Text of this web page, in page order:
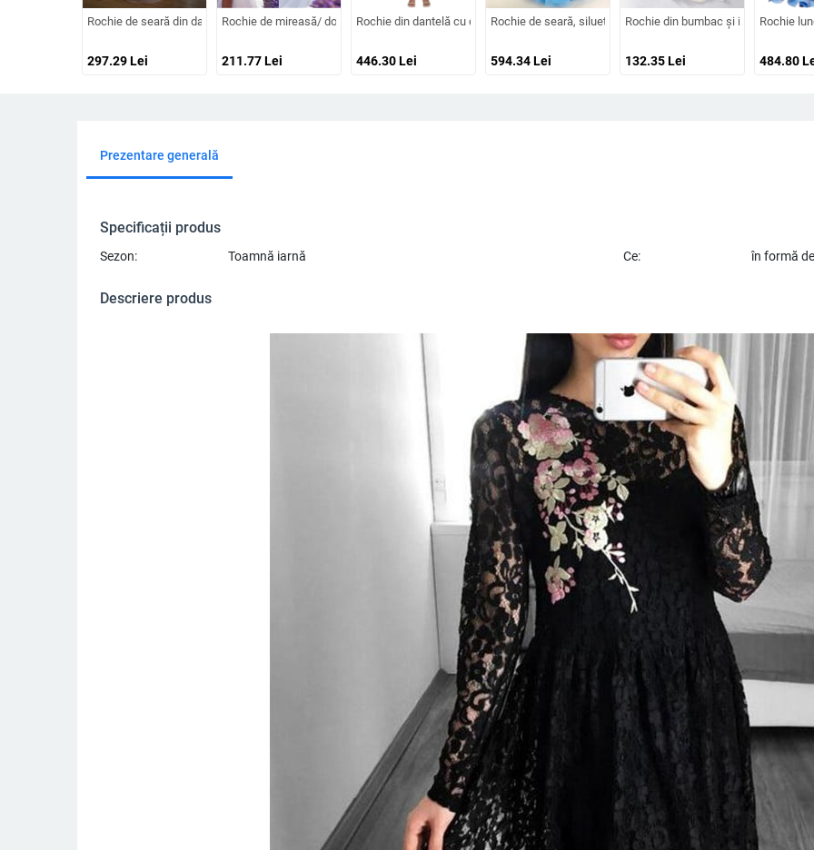
Rochie de seară din dantelă cu decolteu în V, mâneci lungi, talie înaltă, croială prințesă, tren lung
297.29Lei
Rochie de mireasă/ domnișoară de onoare din dantelă, mâneci lungi, decolteu adânc în V, despicare, tren mic, 95%
211.77Lei
Rochie din dantelă cu decolteu decorat cu diamante, croială în A, lungă, talie înaltă,
446.30Lei
Rochie de seară, siluetă în formă de A, bretele subțiri tip
594.34Lei
Rochie din bumbac și in, cu model
132.35Lei
Rochie
484.80
Prezentare generală
Specificații produs
Sezon: Toamnă iarnă Ce: în formă
Descriere produs